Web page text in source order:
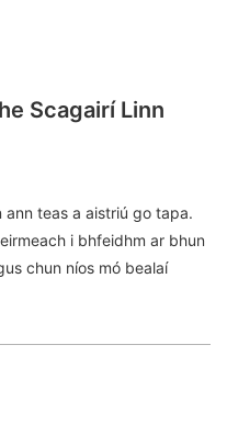
Scagairí Linn
teas a aistriú go tapa.
i bhfeidhm ar bhun
chun níos mó bealaí